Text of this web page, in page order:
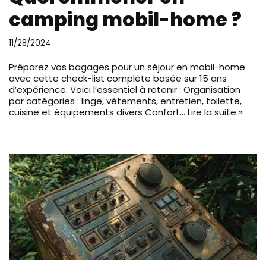
camping mobil-home ?
11/28/2024
Préparez vos bagages pour un séjour en mobil-home
avec cette check-list complète basée sur 15 ans
d’expérience. Voici l’essentiel à retenir : Organisation
par catégories : linge, vêtements, entretien, toilette,
cuisine et équipements divers Confort… Lire la suite »